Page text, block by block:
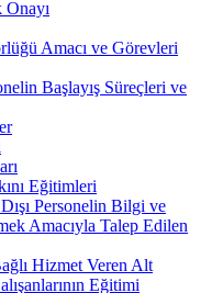
Amacı ve Görevleri
Başlayış Süreçleri ve
Eğitimleri
Personelin Bilgi ve
Amacıyla Talep Edilen
Hizmet Veren Alt
Eğitimi